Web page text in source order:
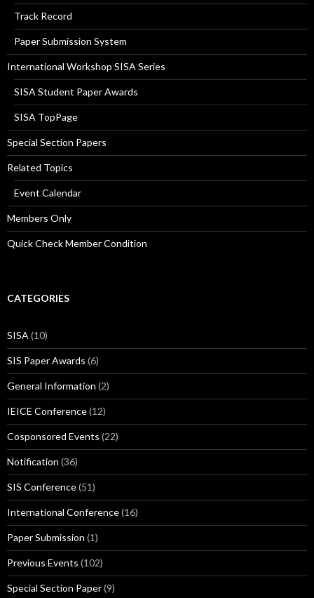
Track Record
Paper Submission System
International Workshop SISA Series
SISA Student Paper Awards
SISA TopPage
Special Section Papers
Related Topics
Event Calendar
Members Only
Quick Check Member Condition
CATEGORIES
SISA (10)
SIS Paper Awards (6)
General Information (2)
IEICE Conference(12)
Cosponsored Events (22)
Notification (36)
SIS Conference(51)
International Conference(16)
Paper Submission (1)
Previous Events (102)
Special Section Paper(9)